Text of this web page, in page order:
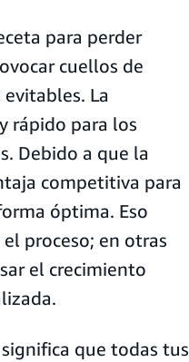
para perder
cuellos de
La
rápido para los
Debido a que la
competitiva para
óptima. Eso
proceso; en otras
el crecimiento
que todas tus